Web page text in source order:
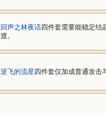
回声之林夜话四件套需要能稳定结
渡。
逆飞的流星四件套仅加成普通攻击